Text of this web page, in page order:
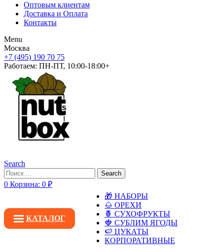
Оптовым клиентам
Доставка и Оплата
Контакты
Menu
Москва
+7 (495) 190 70 75
Работаем: ПН-ПТ, 10:00-18:00+
Search
Search
0 Корзина: 0 ₽
КАТАЛОГ
🎁 НАБОРЫ
🌰 ОРЕХИ
🍍 СУХОФРУКТЫ
🍓 СУБЛИМ ЯГОДЫ
🍉 ЦУКАТЫ
КОРПОРАТИВНЫЕ